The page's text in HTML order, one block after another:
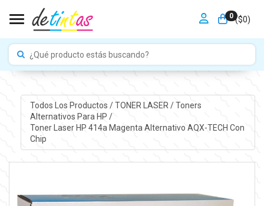
0 ($0)
Toggle navigation
Todos Los Productos /TONER LASER /Toners
Alternativos Para HP /
Toner Laser HP 414a Magenta Alternativo AQX-TECH Con
Chip